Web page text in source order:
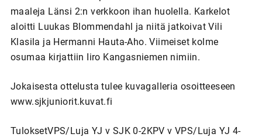
maaleja Länsi 2:n verkkoon ihan huolella. Karkelot
aloitti Luukas Blommendahl ja niitä jatkoivat Vili
Klasila ja Hermanni Hauta-Aho. Viimeiset kolme
osumaa kirjattiin Iiro Kangasniemen nimiin.
Jokaisesta ottelusta tulee kuvagalleria osoitteeseen
www.sjkjuniorit.kuvat.fi
TuloksetVPS/Luja YJ v SJK 0-2KPV v VPS/Luja YJ 4-